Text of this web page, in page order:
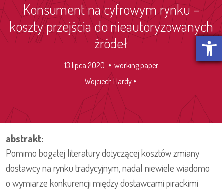
Otwórz
Konsument na cyfrowym rynku –
koszty przejścia do nieautoryzowanych
źródeł
13 lipca 2020
working paper
Wojciech Hardy
abstrakt:
Pomimo bogatej literatury dotyczącej kosztów zmiany
dostawcy na rynku tradycyjnym, nadal niewiele wiadomo
o wymiarze konkurencji między dostawcami pirackimi